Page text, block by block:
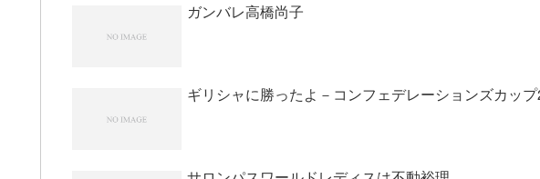
ガンバレ高橋尚子
ギリシャに勝ったよ－コンフェデレーションズカッ